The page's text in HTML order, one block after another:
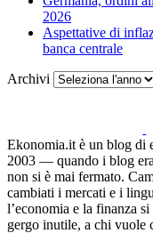
2026
Aspettative di
banca centrale
Archivi
Ekonomia.it è un blog di
2003 — quando i blog
non si è mai fermato.
cambiati i mercati e i
l’economia e la finanza
gergo inutile, a chi vuole